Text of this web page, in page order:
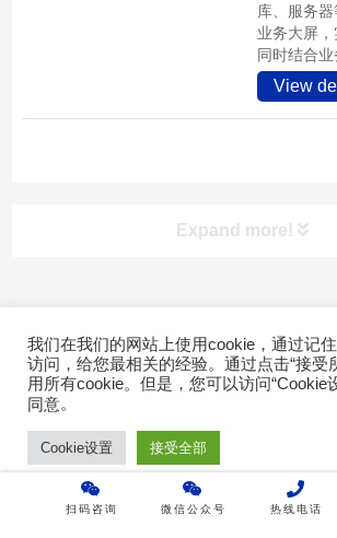
库、服务
业务大屏，
同时结合
View
Expand more!
首页
产品介绍
成功案例
Copyright © 2022广东乐维软件有限公司
17007026号-2
扫码咨询 微信公众号 热线电话
我们在我们的网站上使用cookie，通过记
访问，给您最相关的经验。通过点击“接受
用所有cookie。但是，您可以访问“Cookie
同意。
Cookie设置 接受全部